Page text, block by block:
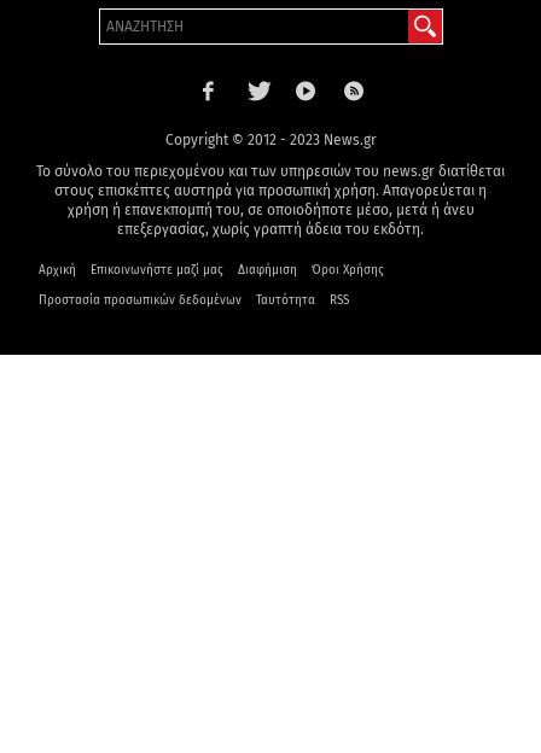
Copyright © 2012 - 2023 News.gr
Το σύνολο του περιεχομένου και των υπηρεσιών του news.gr διατίθεται
στους επισκέπτες αυστηρά για προσωπική χρήση. Απαγορεύεται η
χρήση ή επανεκπομπή του, σε οποιοδήποτε μέσο, μετά ή άνευ
επεξεργασίας, χωρίς γραπτή άδεια του εκδότη.
Αρχική Επικοινωνήστε μαζί μας Διαφήμιση Όροι Χρήσης
Προστασία προσωπικών δεδομένων Ταυτότητα RSS